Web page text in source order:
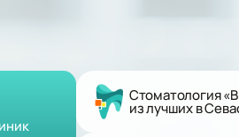
Стоматология
из лучших в